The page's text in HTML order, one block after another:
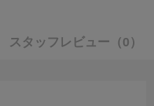
スタッフレビュー （0）